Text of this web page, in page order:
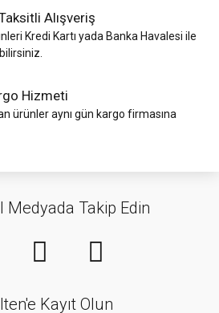
Alışveriş
Kredi Kartı yada Banka Havalesi ile
Hizmeti
ürünler aynı gün kargo firmasına
Medyada Takip Edin
Kayıt Olun